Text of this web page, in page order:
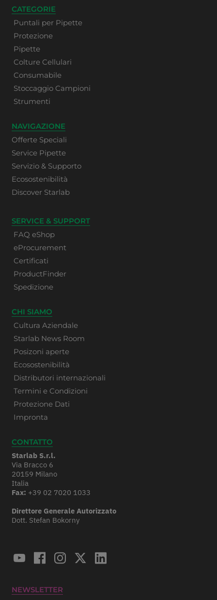
CATEGORIE
Puntali per Pipette
Protezione
Pipette
Colture Cellulari
Consumabile
Stoccaggio Campioni
Strumenti
NAVIGAZIONE
Offerte Speciali
Service Pipette
Servizio & Supporto
Ecosostenibilità
Discover Starlab
SERVICE & SUPPORT
FAQ eShop
eProcurement
Certificati
ProductFinder
Spedizione
CHI SIAMO
Cultura Aziendale
Starlab News Room
Posizoni aperte
Ecosostenibilità
Distributori internazionali
Termini e Condizioni
Protezione Dati
Impronta
CONTATTO
Starlab S.r.l.
Via Bracco 6
20159 Milano
Italia
Fax: +39 02 7020 1033
Direttore Generale Autorizzato
Dott. Stefan Bokorny
NEWSLETTER